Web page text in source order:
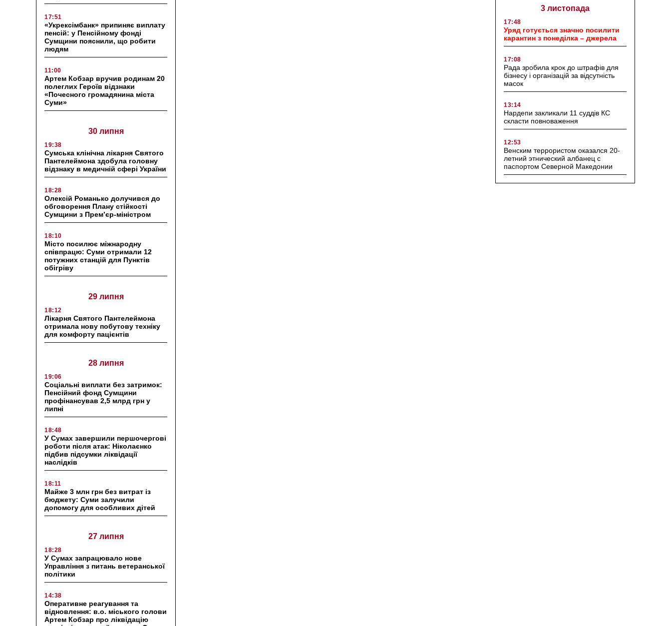
17:51
«Укрексімбанк» припиняє виплату
пенсій: у Пенсійному фонді
Сумщини пояснили, що робити
людям
11:00
Артем Кобзар вручив родинам 20
полеглих Героїв відзнаки
«Почесного громадянина міста
Суми»
30 липня
19:38
Сумська клінічна лікарня Святого
Пантелеймона здобула головну
відзнаку в медичній сфері України
18:28
Олексій Романько долучився до
обговорення Плану стійкості
Сумщини з Прем’єр-міністром
18:10
Місто посилює міжнародну
співпрацю: Суми отримали 12
потужних станцій для Пунктів
обігріву
29 липня
18:12
Лікарня Святого Пантелеймона
отримала нову побутову техніку
для комфорту пацієнтів
28 липня
19:06
Соціальні виплати без затримок:
Пенсійний фонд Сумщини
профінансував 2,5 млрд грн у
липні
18:48
У Сумах завершили першочергові
роботи після атак: Ніколаєнко
підбив підсумки ліквідації
наслідків
18:11
Майже 3 млн грн без витрат із
бюджету: Суми залучили
допомогу для особливих дітей
27 липня
18:28
У Сумах запрацювало нове
Управління з питань ветеранської
політики
14:38
Оперативне реагування та
відновлення: в.о. міського голови
Артем Кобзар про ліквідацію
3 листопада
17:48
Уряд готується значно посилити
карантин з понеділка – джерела
17:08
Рада зробила крок до штрафів для
бізнесу і організацій за відсутність
масок
13:14
Нардепи закликали 11 суддів КС
скласти повноваження
12:53
Венским террористом оказался 20-
летний этнический албанец с
паспортом Северной Македонии